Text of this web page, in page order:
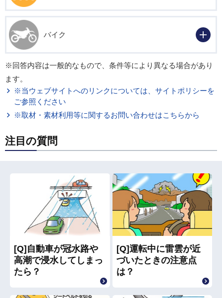
バイク
※回答内容は一般的なもので、条件等により異なる場合があり
ます。
※当ウェブサイトへのリンクについては、サイトポリシーを
ご参照ください
※取材・素材利用等に関するお問い合わせはこちらから
注目の質問
[Q]自動車が冠水路や
高潮で浸水してしまっ
たら？
[Q]運転中に雷雲が近
づいたときの注意点
は？